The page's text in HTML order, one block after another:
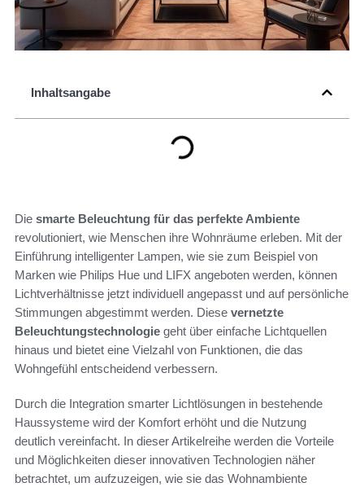
Inhaltsangabe
Die smarte Beleuchtung für das perfekte Ambiente
revolutioniert, wie Menschen ihre Wohnräume erleben. Mit der
Einführung intelligenter Lampen, wie sie zum Beispiel von
Marken wie Philips Hue und LIFX angeboten werden, können
Lichtverhältnisse jetzt individuell angepasst und auf persönliche
Stimmungen abgestimmt werden. Diese vernetzte
Beleuchtungstechnologie geht über einfache Lichtquellen
hinaus und bietet eine Vielzahl von Funktionen, die das
Wohngefühl entscheidend verbessern.
Durch die Integration smarter Lichtlösungen in bestehende
Haussysteme wird der Komfort erhöht und die Nutzung
deutlich vereinfacht. In dieser Artikelreihe werden die Vorteile
und Möglichkeiten dieser innovativen Technologien näher
betrachtet, um aufzuzeigen, wie sie das Wohnambiente